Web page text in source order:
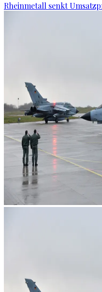
Rheinmetall senkt